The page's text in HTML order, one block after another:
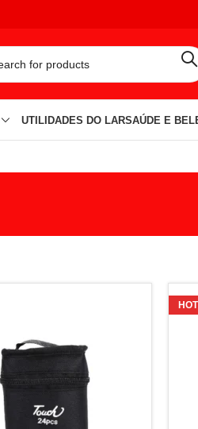
UTILIDADES DO LARSAÚDE E
HOT